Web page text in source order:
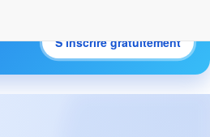
S’inscrire gratuitement